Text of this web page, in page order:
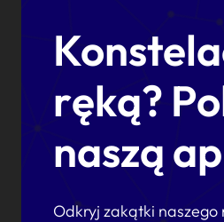
ręką?
naszą
Odkryj zakątki naszego